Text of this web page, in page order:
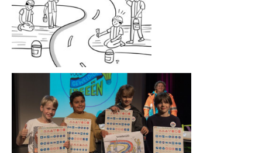
Willaertstraat 45
3766 CP Soest
directie@de-buut.nl